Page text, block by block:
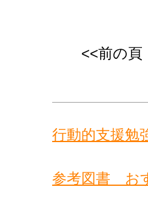
<<前の頁
行動的支援
参考図書 お